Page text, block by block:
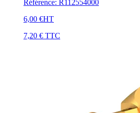
Référence: R112554000
6,00 €HT
7,20 € TTC